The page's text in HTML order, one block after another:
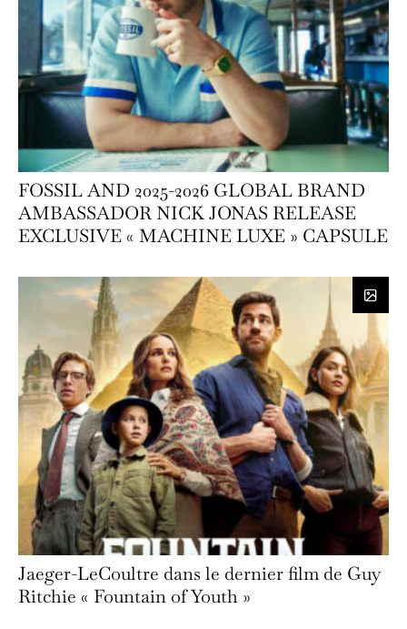
FOSSIL AND 2025-2026 GLOBAL BRAND
AMBASSADOR NICK JONAS RELEASE
EXCLUSIVE « MACHINE LUXE » CAPSULE
Jaeger-LeCoultre dans le dernier film de Guy
Ritchie « Fountain of Youth »